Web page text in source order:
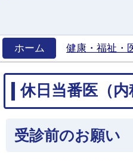
ホーム
健康・福祉・
休日当番医（内
受診前のお願い